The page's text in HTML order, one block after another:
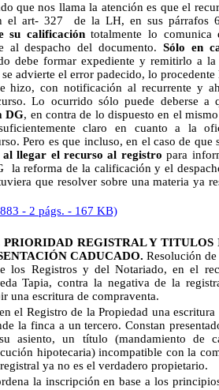
nos llama la atención es que el
el art- 327 de la LH, en sus párrafos
su calificacióntotalmente lo
al despacho del documento. Sólo en
debe formar expediente y remitirlo a
se advierte el error padecido, lo
hizo, con notificación al recurrente y
Lo ocurrido sólo puede deberse a
DG, en contra de lo dispuesto en el
claro en cuanto a la
Pero es que incluso, en el caso de que
al llegar el recurso al registro para
la reforma de la calificación y el
que resolver sobre una materia ya
- 2 págs. - 167 KB)
REGISTRAL Y TITULOS
CADUCADO. Resolución
los Registros y del Notariado, en el
Tapia, contra la negativa de la
una escritura de compraventa.
de la Propiedad una escritura
la finca a un tercero. Constan
asiento, un título (mandamiento de
hipotecaria) incompatible con la
ya no es el verdadero propietario.
inscripción en base a los principios